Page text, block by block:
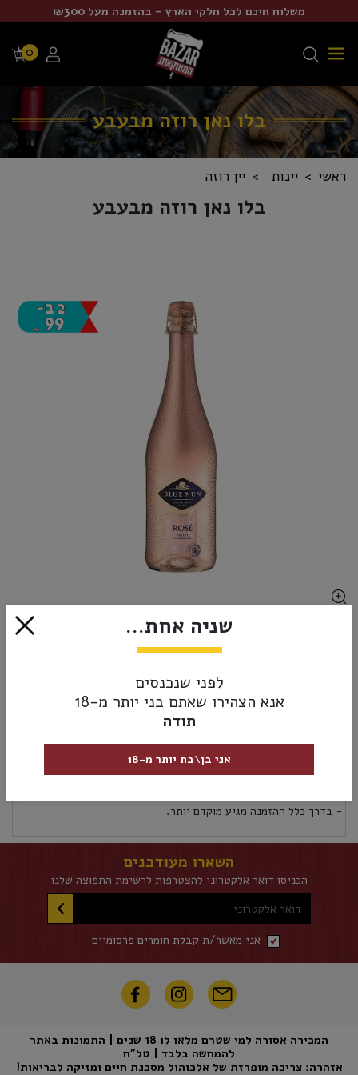
משלוח חינם לכל חלקי הארץ - בהזמנה מעל ₪300
0
בלו נאן רוזה מבעבע
ראשי יינות יין רוזה
בלו נאן רוזה מבעבע
₪55.00
מק”ט:4022025001776
- בדרך כלל ההזמנה מגיע מוקדם יותר.
השארו מעודכנים
הכניסו דואר אלקטרוני להצטרפות לרשימת התפוצה שלנו
דואר אלקטרוני
אני מאשר/ת קבלת חומרים פרסומיים
המכירה אסורה למי שטרם מלאו לו 18 שנים | התמונות באתר
להמחשה בלבד | טל"ח
אזהרה: צריכה מופרזת של אלכוהול מסכנת חיים ומזיקה לבריאות!
שניה אחת...
לפני שנכנסים
אנא הצהירו שאתם בני יותר מ-18
תודה
אני בן\בת יותר מ-18